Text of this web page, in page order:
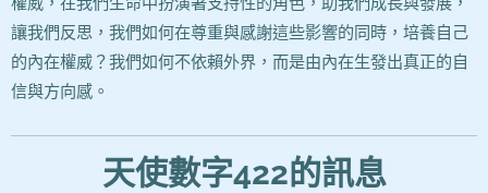
讓我們反思，我們如何在尊重與感謝這些影響的同時，培養自己
的內在權威？我們如何不依賴外界，而是由內在生發出真正的自
信與方向感。
天使數字422的訊息